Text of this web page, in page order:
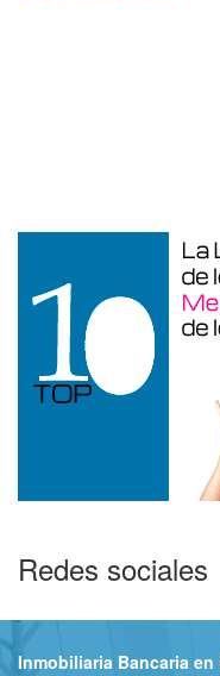
Redes sociales
Inmobiliaria Bancaria en